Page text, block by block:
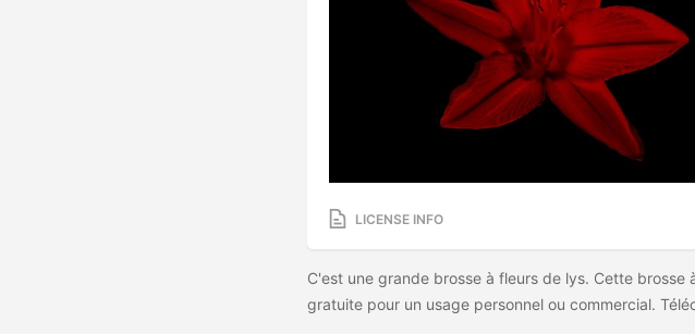
LICENSE INFO
C'est une grande brosse à fleurs de lys. Cette brosse
gratuite pour un usage personnel ou commercial.